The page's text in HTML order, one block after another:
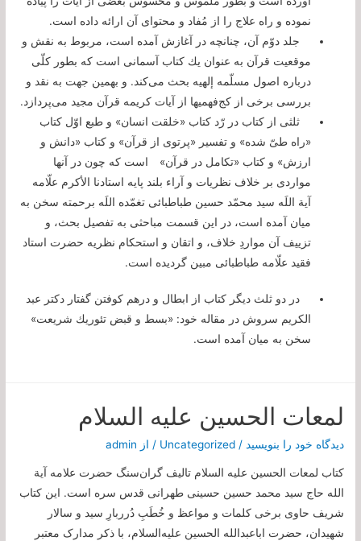
نموده و راه علاج را از مُفاد و محتواى آن ارائه داده است.
جلد دوّم آن، چنانچه در آغازش آمده است، مربوط به نقش و
موقعیت قرآن به عنوان یك كتاب آسمانى است كه بطور كلّى
درباره اصول مسلّمه إلهیه بحث مى‌كند. و بهمین جهت به نقد و
بررسى برخى از كج‌فهمیها از آیات كریمه قرآن مجید مى‌پردازد.
ثلثى از كتاب در رّد كتاب «خلقت انسان» و طبع اوّل كتاب
«راه طىّ شده» و تفسیر «پرتوى از قرآن» و كتاب «دانش و
ارزش» و كتاب «تكامل در قرآن» است كه چون در آنها
مواردى بر خلاف نظریات و آراء بلند پایه استادنا الأكرم علّامه
آیة اللَه سید محمّد حسین طباطبائى تغمّده اللَه برحمته سخن به
میان آمده است، در این قسمت مباحثى به تفصیل بحث، و
تزییف آن مواردِ خلاف، و اتقان و استحكام نظریه حضرت استاد
فقید علّامه طباطبائى مبین گردیده است.
در دو ثلث دیگر كتاب از ابطال و درهم كوفتن گفتار دكتر عبد
الكریم سروش در مقاله خود: «بسط و قبض تئوریك شریعت»
سخن به میان آمده است.
لمعات الحسین علیه السلام
دیدگاه‌ خود را بنویسید /
Uncategorized / از admin
کتاب لمعات الحسین علیه السلام تالیف گران‌سنگ حضرت علامه آیة
الله حاج سید محمد حسین حسینی طهرانی قدس سره است. این کتاب
شریف حاوی برخی کلمات و مواعظ و خُطَبِ دُرربارِ سید و سالار
شهیدان، حضرت اباعبدالله الحسین علیه‌السلام، با ذکر مدارک معتبر